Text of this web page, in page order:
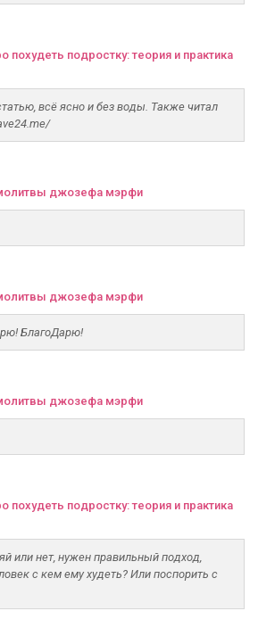
похудеть подростку: теория и практика
всё ясно и без воды. Также читал
джозефа мэрфи
джозефа мэрфи
БлагоДарю!
джозефа мэрфи
похудеть подростку: теория и практика
или нет, нужен правильный подход,
с кем ему худеть? Или поспорить с